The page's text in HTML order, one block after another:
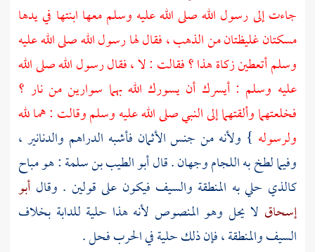
جاءت إلى رسول الله صلى الله عليه وسلم معها ابنتها في يدها
مسكتان غليظتان من الذهب ، فقال لها رسول الله صلى الله عليه
وسلم أتعطين زكاة هذا ؟ فقالت : لا ، فقال رسول الله صلى الله
عليه وسلم : أيسرك أن يسورك الله بهما سوارين من نار ؟
فخلعتهما وألقتهما إلى النبي صلى الله عليه وسلم وقالت : هما لله
ولرسوله } ولأنه من جنس الأثمان فأشبه الدراهم والدنانير ،
وفيما لطخ به اللجام وجهان . قالأبو الطيب بن سلمة: هو مباح
كالذي حلي به المنطقة والسيف فيكون على قولين . وقال أبو
إسحاق لا يحل وهو المنصوص لأنه هذا حلية للدابة بخلاف
السيف والمنطقة ، فإن ذلك حلية في الحرب فحل .